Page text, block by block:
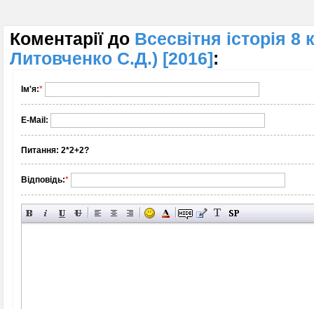
Коментарії до Всесвітня історія
Литовченко С.Д.) [2016] :
Ім'я:*
E-Mail:
Питання: 2*2+2?
Відповідь:*